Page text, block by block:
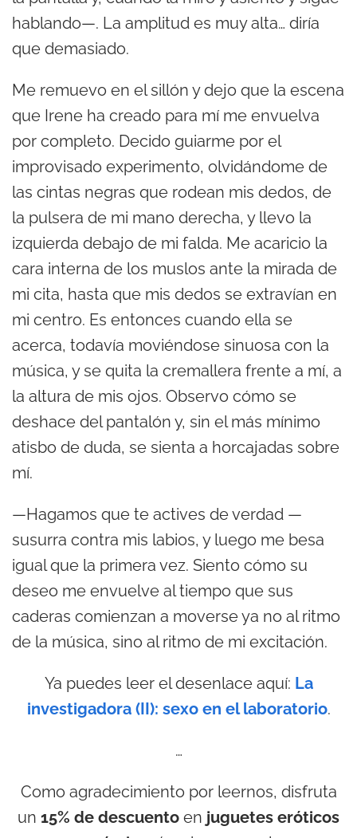
hablando—. La amplitud es muy alta… diría
que demasiado.
Me remuevo en el sillón y dejo que la escena
que Irene ha creado para mí me envuelva
por completo. Decido guiarme por el
improvisado experimento, olvidándome de
las cintas negras que rodean mis dedos, de
la pulsera de mi mano derecha, y llevo la
izquierda debajo de mi falda. Me acaricio la
cara interna de los muslos ante la mirada de
mi cita, hasta que mis dedos se extravían en
mi centro. Es entonces cuando ella se
acerca, todavía moviéndose sinuosa con la
música, y se quita la cremallera frente a mí, a
la altura de mis ojos. Observo cómo se
deshace del pantalón y, sin el más mínimo
atisbo de duda, se sienta a horcajadas sobre
mí.
—Hagamos que te actives de verdad —
susurra contra mis labios, y luego me besa
igual que la primera vez. Siento cómo su
deseo me envuelve al tiempo que sus
caderas comienzan a moverse ya no al ritmo
de la música, sino al ritmo de mi excitación.
Ya puedes leer el desenlace aquí: La
investigadora (II): sexo en el laboratorio.
…
Como agradecimiento por leernos, disfruta
un 15% de descuento en juguetes eróticos